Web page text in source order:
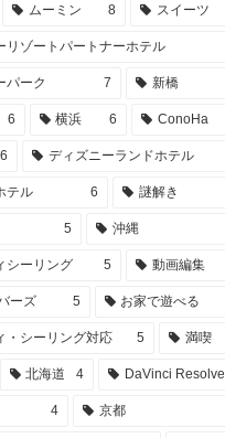
ムーミン 8 スイーツ
リゾートパートナーホテル
パーク 7 新橋
6 横浜 6 ConoHa
6 ディズニーランドホテル
テル 6 謎解き
5 沖縄
シーリング 5 動画編集
ーズ 5 お家で遊べる
・シーリング対応 5 満喫
北海道 4 DaVinci Resolve
4 京都